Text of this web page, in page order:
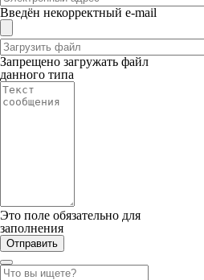
Введён некорректный e-mail
Запрещено загружать файл
данного типа
Это поле обязательно для
заполнения